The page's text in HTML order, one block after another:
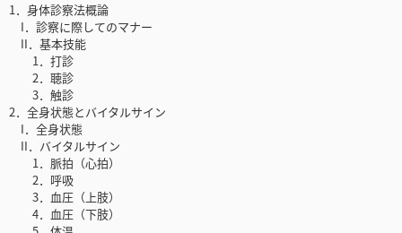
1．身体診察法概論
I．診察に際してのマナー
II．基本技能
1．打診
2．聴診
3．触診
2．全身状態とバイタルサイン
I．全身状態
II．バイタルサイン
1．脈拍（心拍）
2．呼吸
3．血圧（上肢）
4．血圧（下肢）